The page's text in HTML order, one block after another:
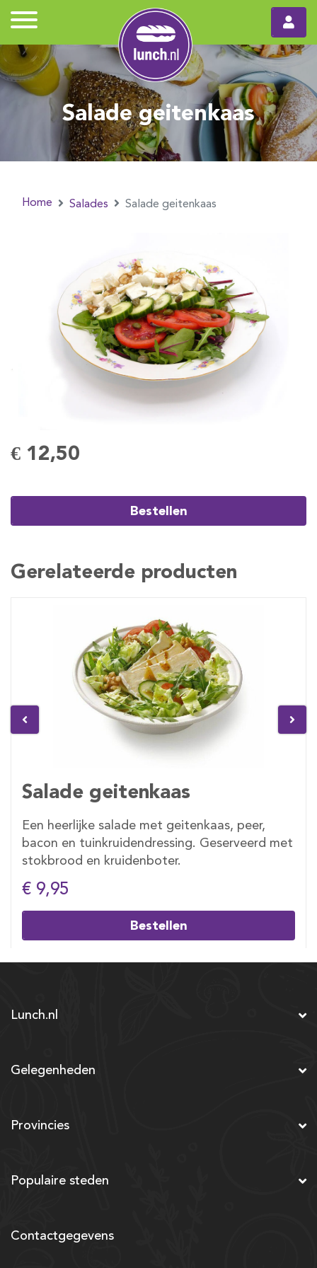
Salade geitenkaas
Home Salades Salade geitenkaas
€ 12,50
Bestellen
Gerelateerde producten
Salade geitenkaas
Een heerlijke salade met geitenkaas, peer,
bacon en tuinkruidendressing. Geserveerd met
stokbrood en kruidenboter.
€ 9,95
Bestellen
Lunch.nl
Gelegenheden
Provincies
Populaire steden
Contactgegevens